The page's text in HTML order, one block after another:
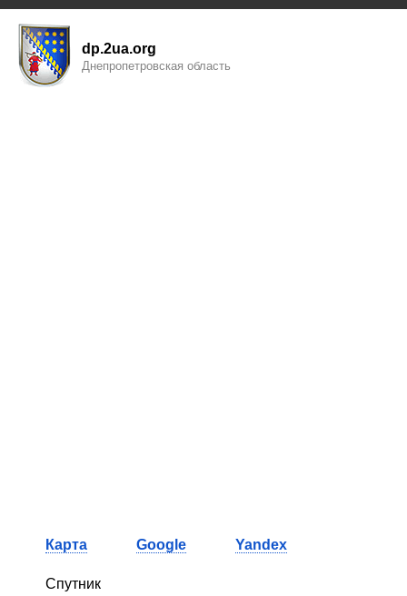
dp.2ua.org
Днепропетровская область
Карта Google Yandex
Спутник